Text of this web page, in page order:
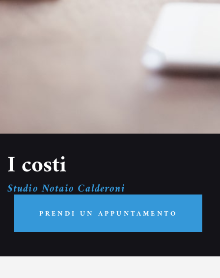
I costi
Studio Notaio Calderoni
PRENDI UN APPUNTAMENTO